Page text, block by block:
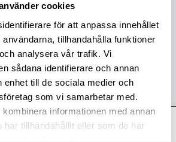
cookies
för att anpassa innehållet
tillhandahålla funktioner
analysera vår trafik. Vi
sådana identifierare och annan
enhet till de sociala medier och
som vi samarbetar med.
informationen med annan
har tillhandahållit eller som de har